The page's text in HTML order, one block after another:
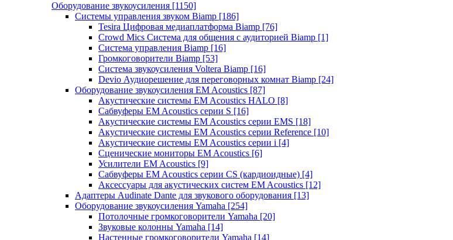
Оборудование звукоусиления [1150]
Системы управления звуком Biamp [186]
Tesira Цифровая медиаплатформа Biamp [76]
Crowd Mics Система для общения с аудиторией Biamp [1]
Система управления Biamp [16]
Громкоговорители Biamp [53]
Система звукоусиления Voltera Biamp [16]
Devio Аудиорешение для переговорных комнат Biamp [24]
Оборудование звукоусиления EM Acoustics [87]
Акустические системы EM Acoustics HALO [8]
Сабвуферы EM Acoustics серии S [16]
Акустические системы EM Acoustics серии EMS [18]
Акустические системы EM Acoustics серии Reference [10]
Акустические системы EM Acoustics серии i [4]
Сценические мониторы EM Acoustics [6]
Усилители EM Acoustics [9]
Сабвуферы EM Acoustics серии CS (кардиоидные) [4]
Аксессуары для акустических систем EM Acoustics [12]
Адаптеры Audinate Dante для звукового оборудования [13]
Оборудование звукоусиления Yamaha [254]
Потолочные громкоговорители Yamaha [20]
Звуковые колонны Yamaha [14]
Настенные громкоговорители Yamaha [14]